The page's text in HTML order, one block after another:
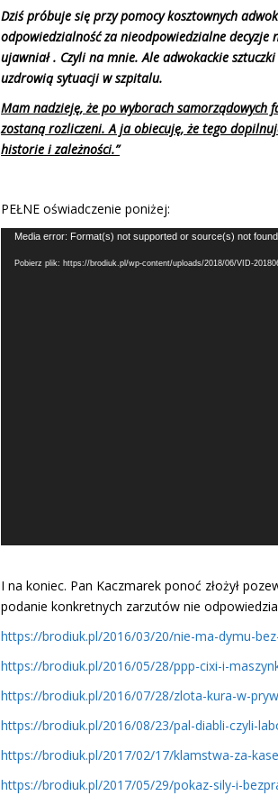
Dziś próbuje się przy pomocy kosztownych
odpowiedzialność za nieodpowiedzialne
ujawniał . Czyli na mnie. Ale adwokackie
uzdrowią sytuacji w szpitalu.
Mam nadzieję, że po wyborach
zostaną rozliczeni. A ja obiecuję, że tego
historie i zależności.”
PEŁNE oświadczenie poniżej:
Odtwarzacz
video
Media error: Format(s) not supported or source(s) not found
Pobierz plik: https://brodiuk.pl/wp-content/uploads/2018/06/VID-
I na koniec. Pan Kaczmarek ponoć złożył
podanie konkretnych zarzutów nie
https://brodiuk.pl/2016/03/20/nie-ma-dymu-
https://brodiuk.pl/2016/05/28/ppp-cixi-i-
https://brodiuk.pl/2016/07/28/zlota-kura-w-
https://brodiuk.pl/2016/08/23/pal-diabli-czyli-
https://brodiuk.pl/2017/02/17/klamstwa-za-
https://brodiuk.pl/2017/05/29/pokaz-sily-i-